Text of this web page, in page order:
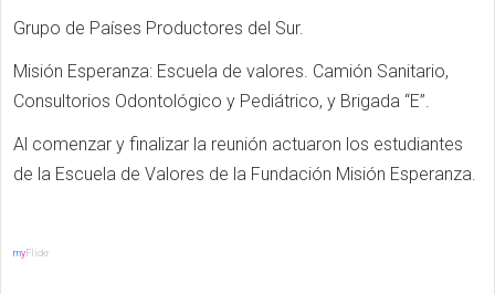
Grupo de Países Productores del Sur.
Misión Esperanza: Escuela de valores. Camión Sanitario,
Consultorios Odontológico y Pediátrico, y Brigada “E”.
Al comenzar y finalizar la reunión actuaron los estudiantes
de la Escuela de Valores de la Fundación Misión Esperanza.
my Flickr